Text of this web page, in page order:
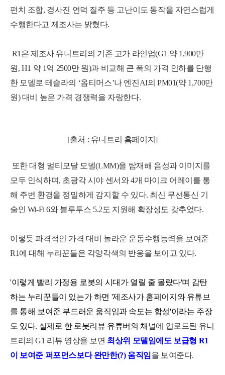
펀치 조합, 경사진 언덕 질주 등 고난이도 동작을 자연스럽게
수행한다고 제조사는 밝혔다.
R1은 제조사 유니트리의 기존 고가 라인업(G1 약 1,900만
원, H1 약 1억 2500만 원)과 비교해 큰 폭의 가격 인하를 단행
한 모델로 테슬라의 ‘옵티머스’나 엔진AI의 PM01(약 1,700만
원) 대비 높은 가격 경쟁력을 자랑한다.
[출처 : 유니트리 홈페이지]
또한 대형 멀티모달 모델(LMM)을 탑재해 음성과 이미지를
모두 인식하며, 초광각 시야 센서와 4개 마이크 어레이를 통
해 주변 환경을 정밀하게 감지할 수 있다. 최신 무선통신 기
술인 Wi-Fi 6와 블루투스 5.2도 지원해 확장성도 갖추었다.
이렇듯 파격적인 가격 대비 놀라운 운동수행능력을 보여준
R1에 대해 누리꾼들은 각양각색의 반응을 보이고 있다.
'이렇게 빨리 가정용 로봇의 시대가 열릴 줄 몰랐다'며 감탄
하는 누리꾼들이 있는가 하면 '제조사가 홈페이지와 유튜브
를 통해 보여준 부드러운 움직임과 속도는 합성'이라는 주장
도 있다. 실제로 한 로봇리뷰 유튜버의 채 널에 업로드된 유니
트리의 G1 리뷰 영상을 보면 최상위 모델임에도 보급형 R1
이 보여준 퍼포먼스보다 완만한(?) 움직임을 보여준다.